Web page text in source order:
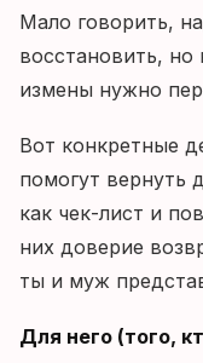
Мало говорить,
восстановить,
измены нужно
Вот конкретные
помогут вернуть
как чек-лист и
них доверие
ты и муж
Для него (того,